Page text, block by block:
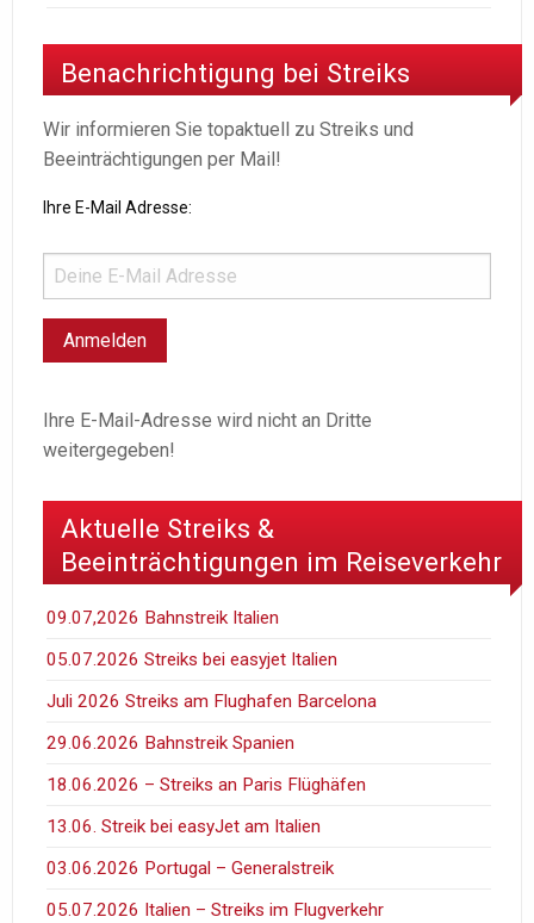
Benachrichtigung bei Streiks
Wir informieren Sie topaktuell zu Streiks und
Beeinträchtigungen per Mail!
Ihre E-Mail Adresse:
Ihre E-Mail-Adresse wird nicht an Dritte
weitergegeben!
Aktuelle Streiks &
Beeinträchtigungen im Reiseverkehr
09.07,2026 Bahnstreik Italien
05.07.2026 Streiks bei easyjet Italien
Juli 2026 Streiks am Flughafen Barcelona
29.06.2026 Bahnstreik Spanien
18.06.2026 – Streiks an Paris Flüghäfen
13.06. Streik bei easyJet am Italien
03.06.2026 Portugal – Generalstreik
05.07.2026 Italien – Streiks im Flugverkehr